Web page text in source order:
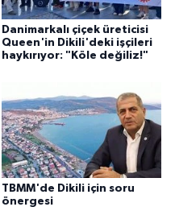
Danimarkalı çiçek üreticisi
Queen'in Dikili'deki işçileri
haykırıyor: "Köle değiliz!"
TBMM'de Dikili için soru
önergesi